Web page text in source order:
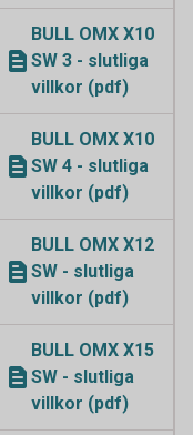
BULL OMX X10
SW 3 - slutliga
villkor (pdf)
BULL OMX X10
SW 4 - slutliga
villkor (pdf)
BULL OMX X12
SW - slutliga
villkor (pdf)
BULL OMX X15
SW - slutliga
villkor (pdf)